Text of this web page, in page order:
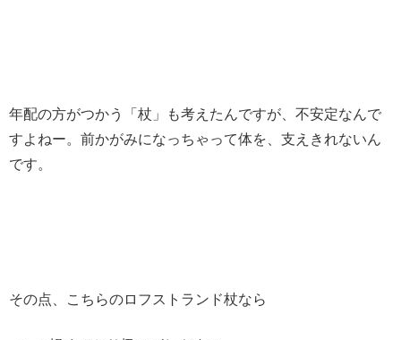
年配の方がつかう「杖」も考えたんですが、不安定なんで
すよねー。前かがみになっちゃって体を、支えきれないん
です。
その点、こちらのロフストランド杖なら